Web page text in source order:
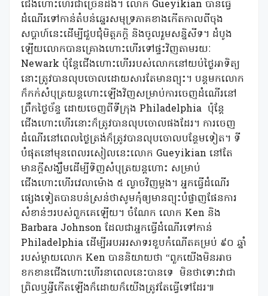
ជើងហោះហើរជាច្រើនដង។ លោក Gueyikian បានធ្វើ
ដំណើរទៅកាន់តំបន់ឆ្នេរសមុទ្រភាគខាងកើតកាលពីចុង
សប្តាហ៍នេះដើម្បីជួបជុំមិត្តភក្តិ និងចូលរួមសន្និសីទ។ ដំបូង
ឡើយលោកបានគ្រោងហោះហើរទៅផ្ទះវិញតាមរយៈ
Newark ប៉ុន្តែជើងហោះហើររបស់លោកនៅយប់ថ្ងៃអាទិត្យ
នោះត្រូវបានលុបចោលដោយសារតែមានព្យុះ។ បន្តមកលោក
ក៏កក់សំបុត្រយន្តហោះឡើងវិញសម្រាប់ការចេញដំណើរនៅ
ព្រឹកថ្ងៃច័ន្ទ ដោយចេញពីទីក្រុង Philadelphia ប៉ុន្តែ
ជើងហោះហើរនោះក៏ត្រូវបានលុបចោលផងដែរ។ ការចេញ
ដំណើរនៅពេលថ្ងៃត្រង់ក៏ត្រូវបានលុបចោលបន្ថែមទៀត។ ទី
បំផុតនៅមុនពេលរសៀលនេះលោក Gueyikian នៅតែ
មានក្តីសង្ឃឹមដើម្បីទិញសំបុត្រយន្តហោះ សម្រាប់
ជើងហោះហើរវេលាម៉ោង ៥ ល្ងាចវិញម្តង។ អ្នកធ្វើដំណើរ
ផ្សេងទៀតបានបន់ស្រន់ថាសូមកុំឲ្យមានព្យុះបំផ្លាញផែនការ
សំខាន់ៗរបស់ពួកគេឡើយ។ ចំណែក លោក Ken និង
Barbara Johnson ដែលជាអ្នកធ្វើដំណើរទៅកាន់
Philadelphia ដើម្បីអបអរសាទរខួបកំណើតគម្រប់ ៩០ ឆ្នាំ
របស់ម្តាយលោក Ken បាននិយាយថា “ពួកយើងមិនអាច
ខកខានជើងហោះហើរនាពេលនេះបានទេ មិនថាទោះវាជា
ព្រិលឬអ្វីកើតឡើងក៏ដោយក៏យើងត្រូវតែធ្វើទៅដែរ៕